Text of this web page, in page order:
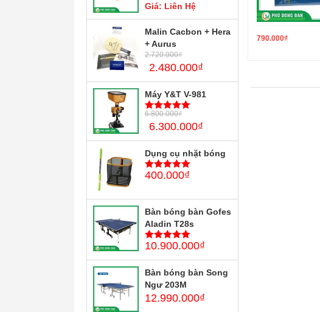
5trên 5
Giá: Liên Hệ
Malin Cacbon + Hera
+ Aurus
2.720.000₫
2.480.000₫
Máy Y&T V-981
5trên 5
6.800.000₫
6.300.000₫
Dụng cụ nhặt bóng
5trên 5
400.000₫
Bàn bóng bàn Gofes
Aladin T28s
5trên 5
10.900.000₫
Bàn bóng bàn Song
Ngư 203M
12.990.000₫
790.000₫